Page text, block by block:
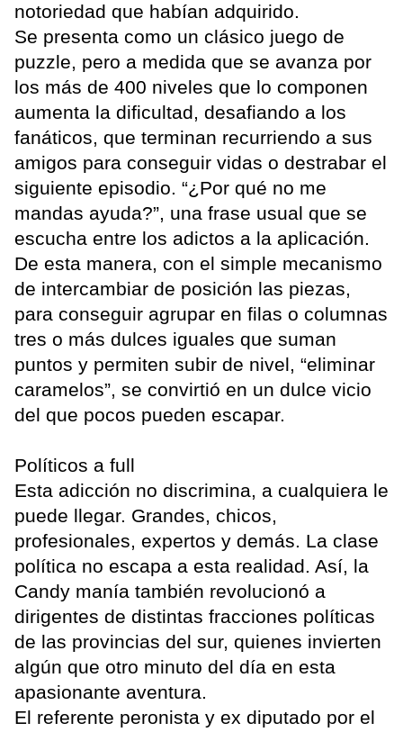
notoriedad que habían adquirido.
Se presenta como un clásico juego de
puzzle, pero a medida que se avanza por
los más de 400 niveles que lo componen
aumenta la dificultad, desafiando a los
fanáticos, que terminan recurriendo a sus
amigos para conseguir vidas o destrabar el
siguiente episodio. “¿Por qué no me
mandas ayuda?”, una frase usual que se
escucha entre los adictos a la aplicación.
De esta manera, con el simple mecanismo
de intercambiar de posición las piezas,
para conseguir agrupar en filas o columnas
tres o más dulces iguales que suman
puntos y permiten subir de nivel, “eliminar
caramelos”, se convirtió en un dulce vicio
del que pocos pueden escapar.
Políticos a full
Esta adicción no discrimina, a cualquiera le
puede llegar. Grandes, chicos,
profesionales, expertos y demás. La clase
política no escapa a esta realidad. Así, la
Candy manía también revolucionó a
dirigentes de distintas fracciones políticas
de las provincias del sur, quienes invierten
algún que otro minuto del día en esta
apasionante aventura.
El referente peronista y ex diputado por el